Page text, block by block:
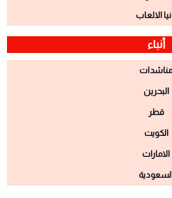
الالعاب
أنباء
مناشدات
البحرين
قطر
الكويت
الامارات